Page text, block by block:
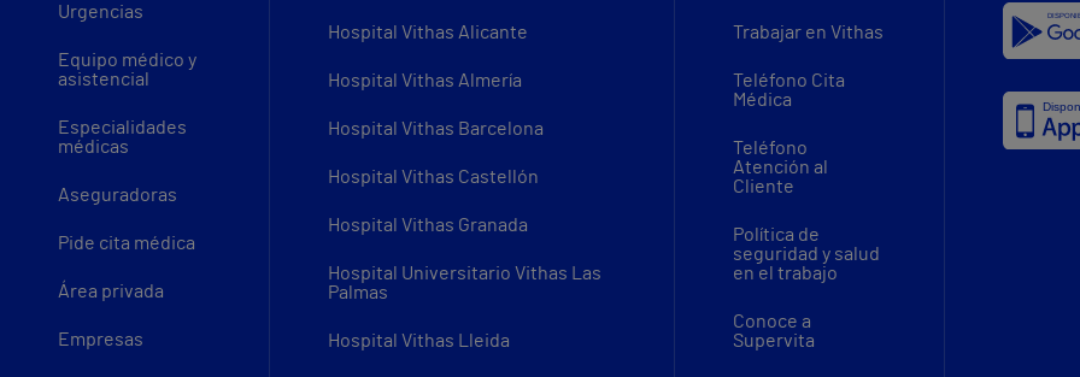
Urgencias
Equipo médico y
asistencial
Especialidades
médicas
Aseguradoras
Pide cita médica
Área privada
Empresas
Hospital Vithas Alicante
Hospital Vithas Almería
Hospital Vithas Barcelona
Hospital Vithas Castellón
Hospital Vithas Granada
Hospital Universitario Vithas Las
Palmas
Hospital Vithas Lleida
Trabajar en Vithas
Teléfono Cita
Médica
Teléfono
Atención al
Cliente
Política de
seguridad y salud
en el trabajo
Conoce a
Supervita